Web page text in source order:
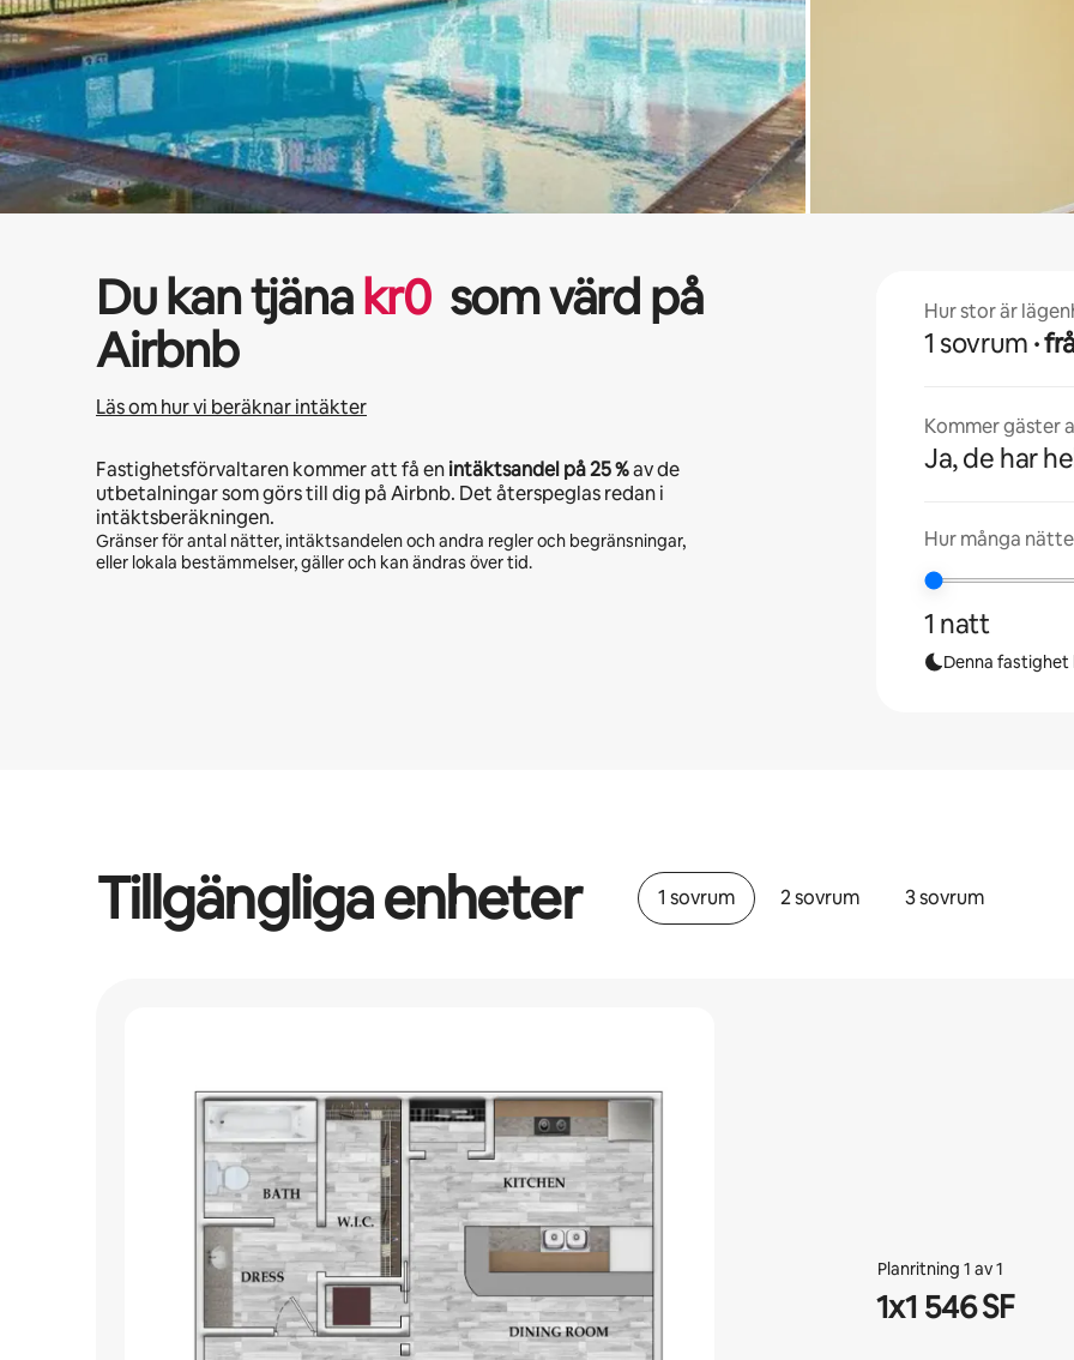
Du kan tjänakr0 som värd på
Airbnb
Läs om hur vi beräknar intäkter
Fastighetsförvaltaren kommer att få enintäktsandel på25 %av de
utbetalningar som görs till dig på Airbnb. Det återspeglas redan i
intäktsberäkningen.
Gränser för antal nätter, intäktsandelen och andra regler och begränsningar,
eller lokala bestämmelser, gäller och kan ändras över tid.
Hur stor är
1 sovrum ·
Kommer gäster
Ja, de har
Hur många
1 natt
Denna fastighet
Tillgängliga enheter 1 sovrum 2 sovrum 3 sovrum
Planritning 1 av 1
1x1 546 SF